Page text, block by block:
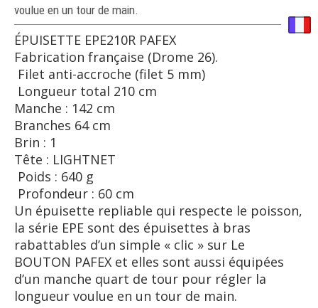
voulue en un tour de main.
ÉPUISETTE EPE210R PAFEX
Fabrication française (Drome 26).
Filet anti-accroche (filet 5 mm)
Longueur total 210 cm
Manche : 142 cm
Branches 64 cm
Brin : 1
Tête : LIGHTNET
Poids : 640 g
Profondeur : 60 cm
Un épuisette repliable qui respecte le poisson,
la série EPE sont des épuisettes à bras
rabattables d’un simple « clic » sur Le
BOUTON PAFEX et elles sont aussi équipées
d’un manche quart de tour pour régler la
longueur voulue en un tour de main.